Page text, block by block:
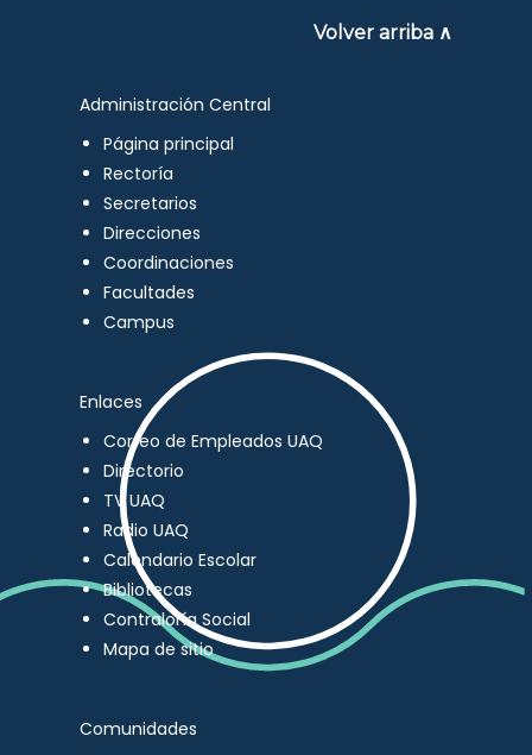
Volver arriba ∧
Administración Central
Página principal
Rectoría
Secretarios
Direcciones
Coordinaciones
Facultades
Campus
Enlaces
Correo de Empleados UAQ
Directorio
TV UAQ
Radio UAQ
Calendario Escolar
Bibliotecas
Contraloría Social
Mapa de sitio
Comunidades